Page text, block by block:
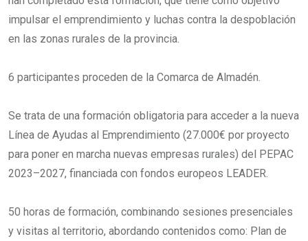
impulsar el emprendimiento y luchas contra la despoblación
en las zonas rurales de la provincia.
6 participantes proceden de la Comarca de Almadén.
Se trata de una formación obligatoria para acceder a la nueva
Línea de Ayudas al Emprendimiento (27.000€ por proyecto
para poner en marcha nuevas empresas rurales) del PEPAC
2023–2027, financiada con fondos europeos LEADER.
50 horas de formación, combinando sesiones presenciales
y visitas al territorio, abordando contenidos como: Plan de